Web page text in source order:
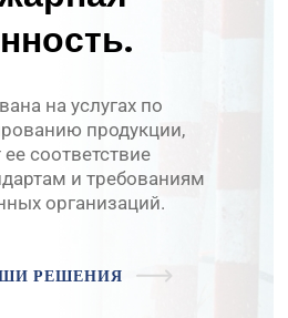
продукции,
соответствие
и требованиям
организаций.